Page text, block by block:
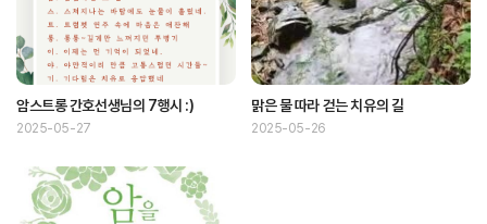
암스트롱 간호선생님의 7행시 :)
2025-05-27
맑은 물 따라 걷는 치유의 길
2025-05-26